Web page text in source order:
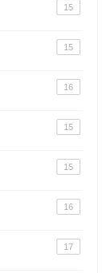
15
15
16
15
15
16
17